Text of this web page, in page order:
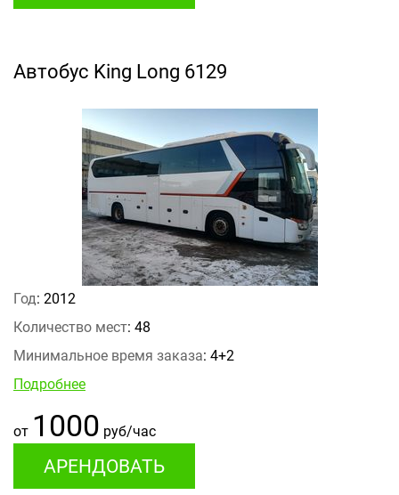
Автобус King Long 6129
Год: 2012
Количество мест: 48
Минимальное время заказа: 4+2
Подробнее
от 1000 руб/час
АРЕНДОВАТЬ